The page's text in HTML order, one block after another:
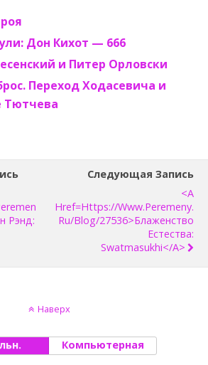
Дон Кихот — 666
и Питер Орловски
Переход Ходасевича и
Тютчева
Рэнд:
Следующая Запись
<a
Href=https://www.peremeny.
Ru/blog/27536>Блаженство
Естества:
Swatmasukhi</a>
Наверх
Компьютерная